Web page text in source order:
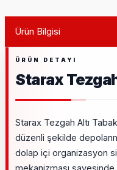
Ürün Bilgisi
Starax
Starax Tezgah Altı
düzenli şekilde
dolap içi organizasyon
mekanizması sayesinde